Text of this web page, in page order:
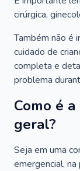
cirúrgica,
Também não é
cuidado de
completa e
problema
Como é
geral?
Seja em uma
emergencial,